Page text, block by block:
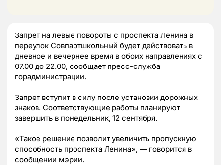
Запрет на левые повороты с проспекта Ленина в
переулок Совпартшкольный будет действовать в
дневное и вечернее время в обоих направлениях с
07.00 до 22.00, сообщает пресс-служба
горадминистрации.
Запрет вступит в силу после установки дорожных
знаков. Соответствующие работы планируют
завершить в понедельник, 12 сентября.
«Такое решение позволит увеличить пропускную
способность проспекта Ленина», — говорится в
сообщении мэрии.